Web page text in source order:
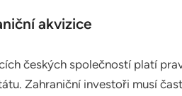
akvizice
českých společností platí
Zahraniční investoři musí